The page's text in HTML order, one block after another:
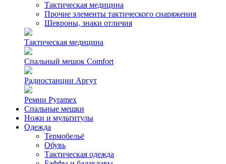
Тактическая медицина
Прочие элементы тактического снаряжения
Шевроны, знаки отличия
Тактическая медицина
Спальный мешок Comfort
Радиостанции Аргут
Ремни Pyramex
Спальные мешки
Ножи и мультитулы
Одежда
Термобельё
Обувь
Тактическая одежда